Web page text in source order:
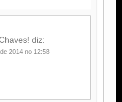
diz:
2014 no 12:58